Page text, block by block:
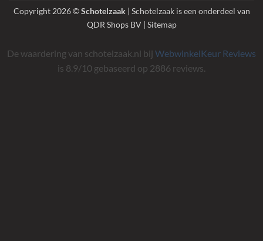
Copyright 2026 ©Schotelzaak | Schotelzaak is een onderdeel van
QDR Shops BV | Sitemap
De waardering van schotelzaak.nl bij WebwinkelKeur Reviews
is 8.9/10 gebaseerd op 2886 reviews.